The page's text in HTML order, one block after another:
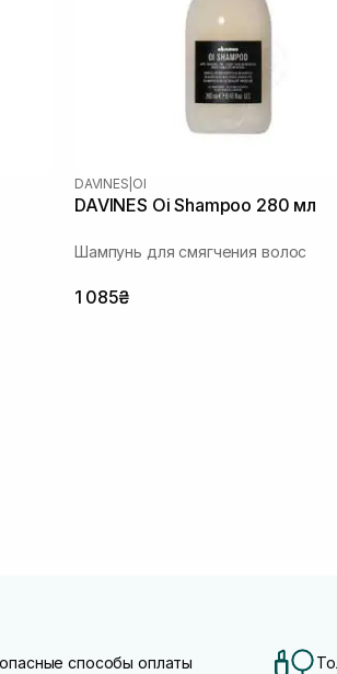
DAVINES OI
DAVINES Oi Shampoo 280 мл
Шампунь для смягчения волос
1 085₴
способы оплаты